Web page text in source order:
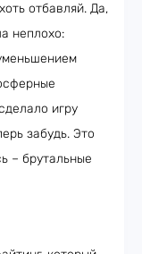
отбавляй. Да,
неплохо:
игру
забудь. Это
– брутальные